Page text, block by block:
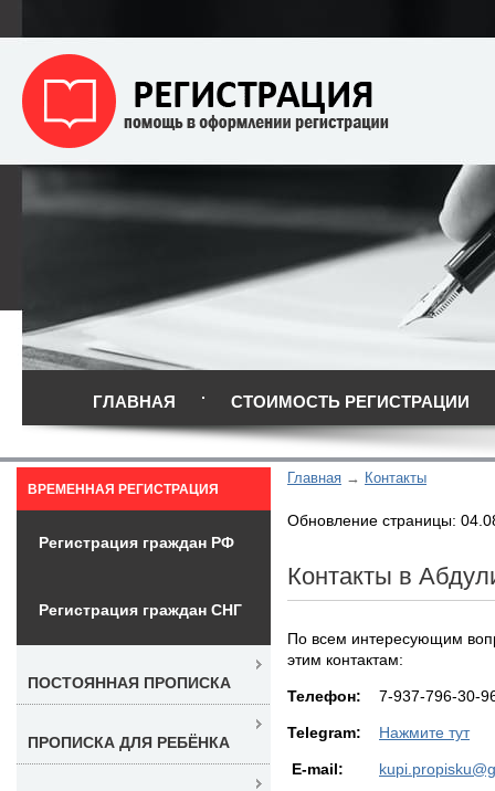
ГЛАВНАЯ СТОИМОСТЬ РЕГИСТРАЦИИ
Главная Контакты
Обновление страницы:
Контакты в
По всем интересующим
этим контактам:
Teлефон: 7-937-796-30-
Telegram: Нажмите тут
E-mail:
ВРЕМЕННАЯ РЕГИСТРАЦИЯ
Регистрация граждан РФ
Регистрация граждан СНГ
ПОСТОЯННАЯ ПРОПИСКА
ПРОПИСКА ДЛЯ РЕБЁНКА